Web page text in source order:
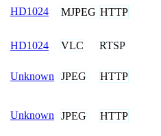
HD1024 MJPEG HTTP
HD1024 VLC RTSP
Unknown JPEG HTTP
Unknown JPEG HTTP